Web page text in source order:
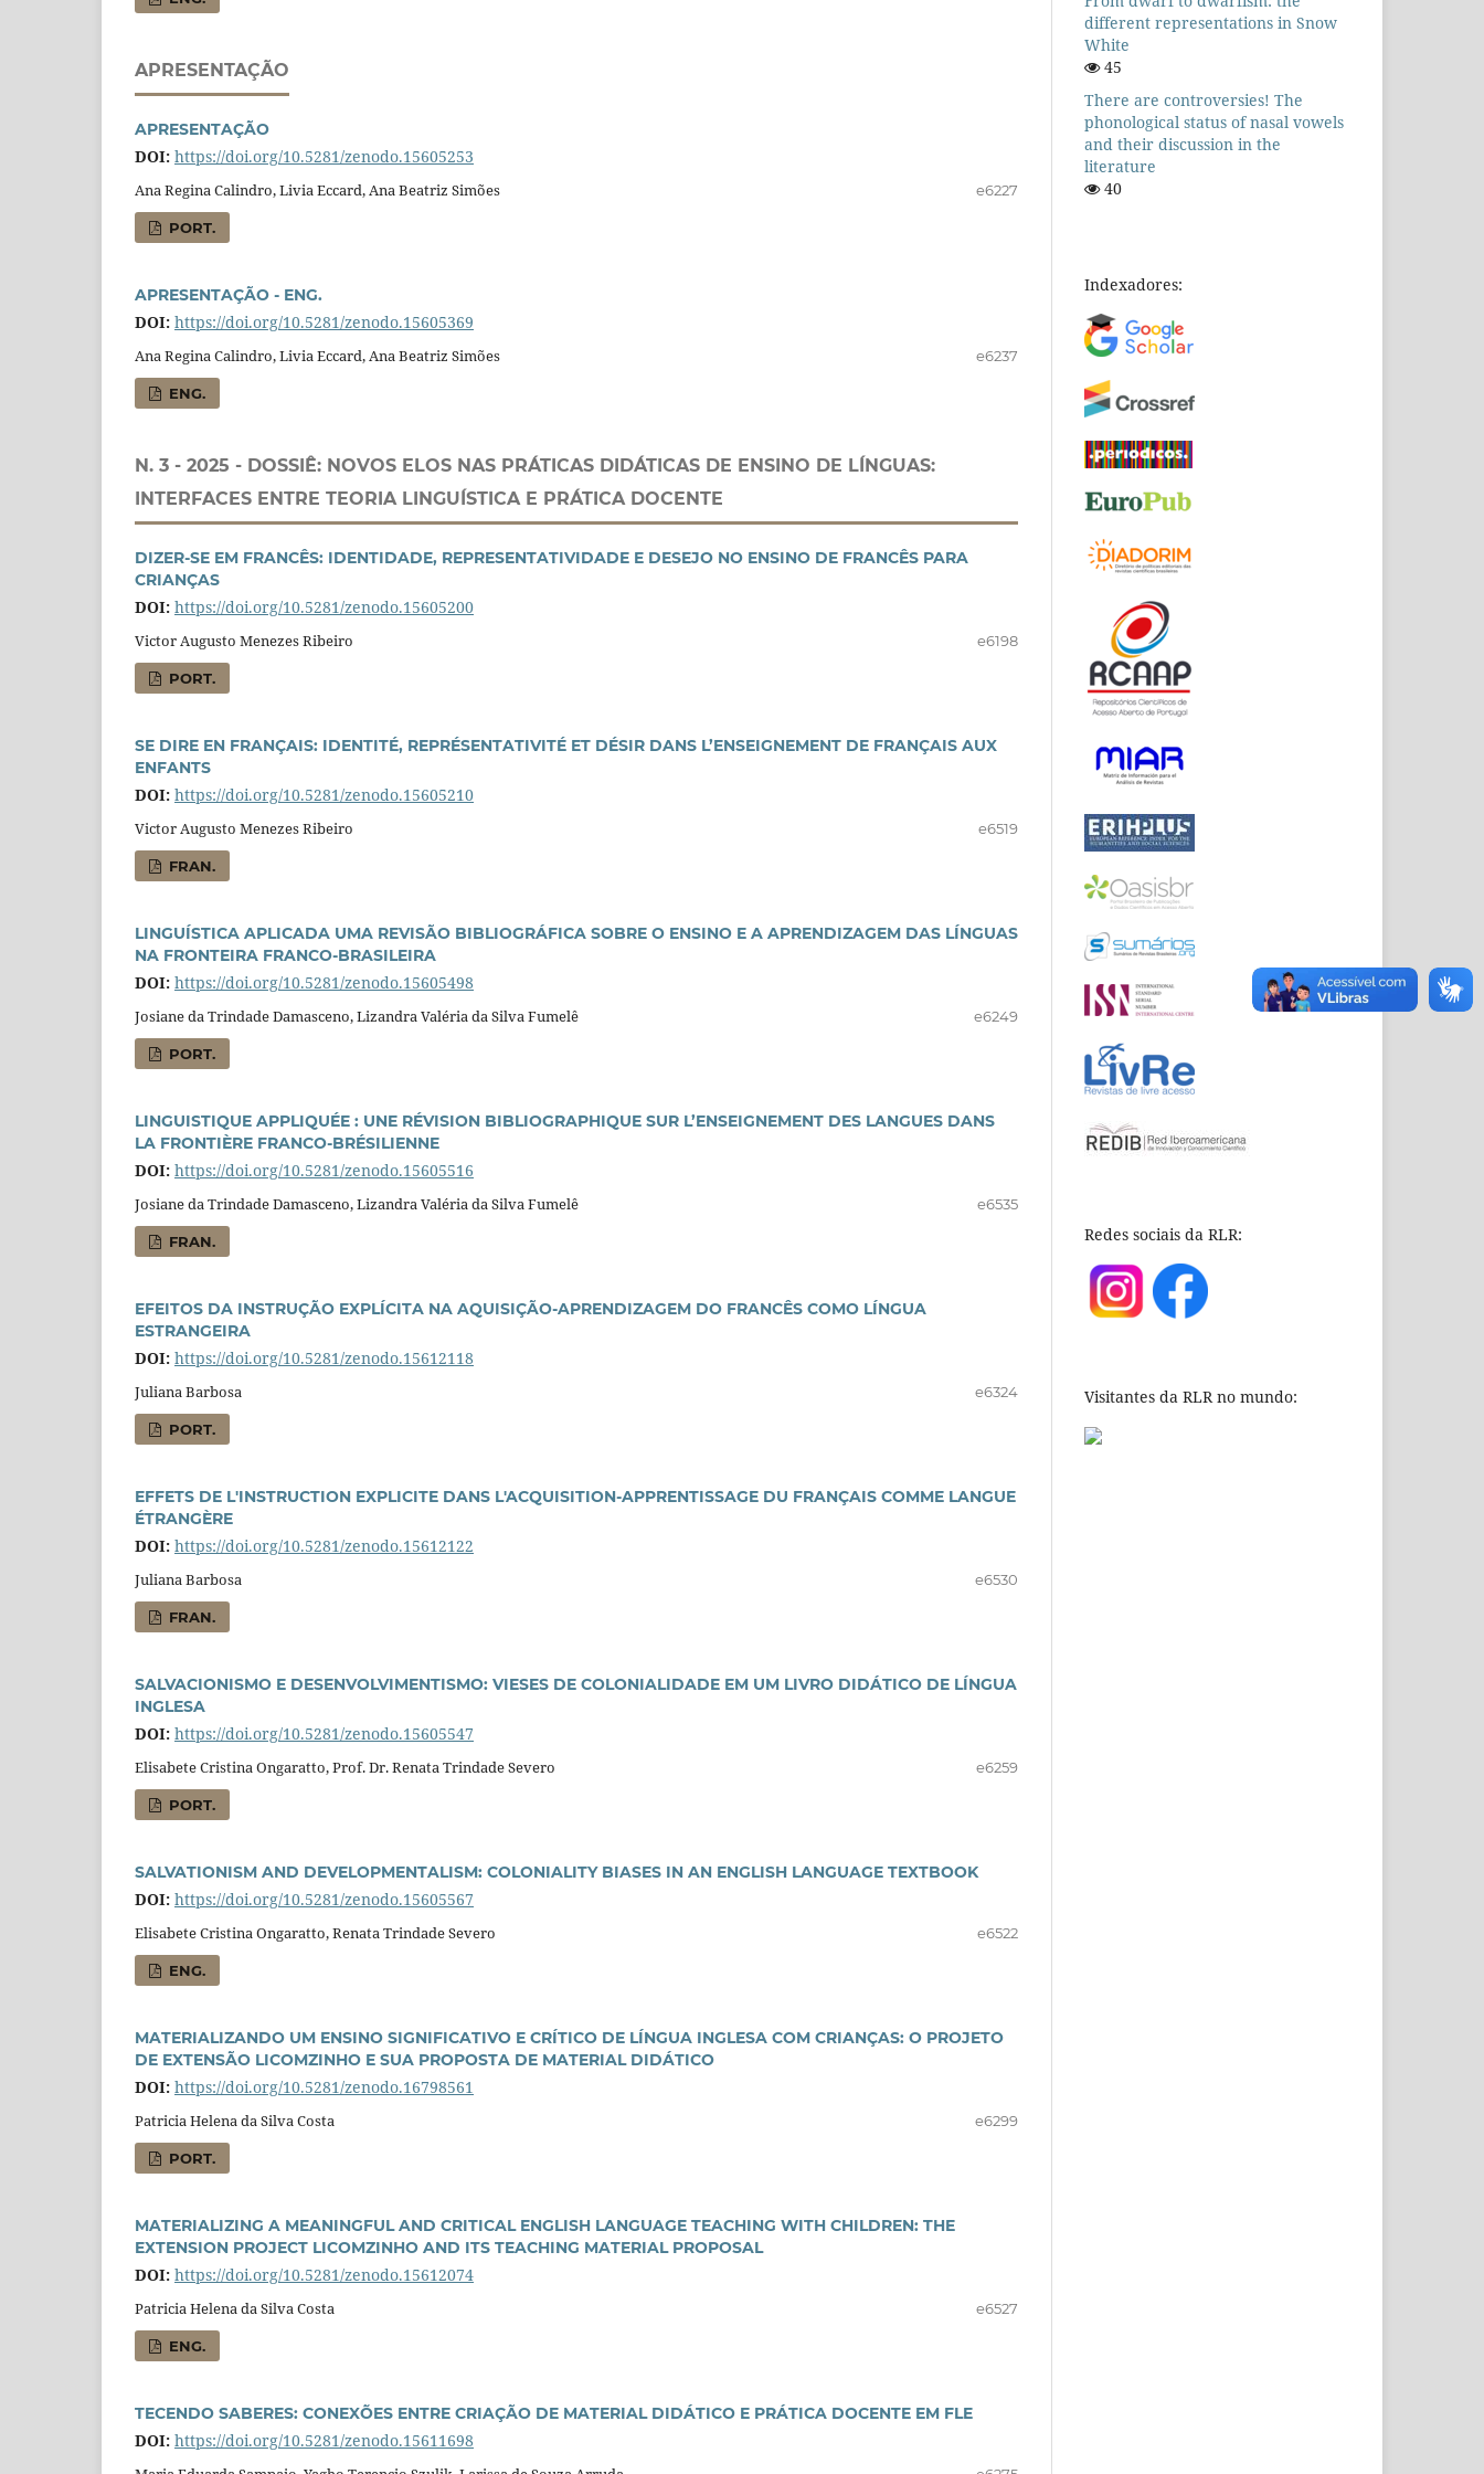
APRESENTAÇÃO
APRESENTAÇÃO
DOI: https://doi.org/10.5281/zenodo.15605253
Ana Regina Calindro, Livia Eccard, Ana Beatriz Simões e6227
PORT.
APRESENTAÇÃO - ENG.
DOI: https://doi.org/10.5281/zenodo.15605369
Ana Regina Calindro, Livia Eccard, Ana Beatriz Simões e6237
ENG.
N. 3 - 2025 - DOSSIÊ: NOVOS ELOS NAS PRÁTICAS DIDÁTICAS DE ENSINO DE LÍNGUAS:
INTERFACES ENTRE TEORIA LINGUÍSTICA E PRÁTICA DOCENTE
DIZER-SE EM FRANCÊS: IDENTIDADE, REPRESENTATIVIDADE E DESEJO NO ENSINO DE FRANCÊS PARA
CRIANÇAS
DOI: https://doi.org/10.5281/zenodo.15605200
Victor Augusto Menezes Ribeiro e6198
PORT.
SE DIRE EN FRANÇAIS: IDENTITÉ, REPRÉSENTATIVITÉ ET DÉSIR DANS L’ENSEIGNEMENT DE FRANÇAIS AUX
ENFANTS
DOI: https://doi.org/10.5281/zenodo.15605210
Victor Augusto Menezes Ribeiro e6519
FRAN.
LINGUÍSTICA APLICADA UMA REVISÃO BIBLIOGRÁFICA SOBRE O ENSINO E A APRENDIZAGEM DAS LÍNGUAS
NA FRONTEIRA FRANCO-BRASILEIRA
DOI: https://doi.org/10.5281/zenodo.15605498
Josiane da Trindade Damasceno, Lizandra Valéria da Silva Fumelê e6249
PORT.
LINGUISTIQUE APPLIQUÉE : UNE RÉVISION BIBLIOGRAPHIQUE SUR L’ENSEIGNEMENT DES LANGUES DANS
LA FRONTIÈRE FRANCO-BRÉSILIENNE
DOI: https://doi.org/10.5281/zenodo.15605516
Josiane da Trindade Damasceno, Lizandra Valéria da Silva Fumelê e6535
FRAN.
EFEITOS DA INSTRUÇÃO EXPLÍCITA NA AQUISIÇÃO-APRENDIZAGEM DO FRANCÊS COMO LÍNGUA
ESTRANGEIRA
DOI: https://doi.org/10.5281/zenodo.15612118
Juliana Barbosa e6324
PORT.
EFFETS DE L'INSTRUCTION EXPLICITE DANS L'ACQUISITION-APPRENTISSAGE DU FRANÇAIS COMME LANGUE
ÉTRANGÈRE
DOI: https://doi.org/10.5281/zenodo.15612122
Juliana Barbosa e6530
FRAN.
SALVACIONISMO E DESENVOLVIMENTISMO: VIESES DE COLONIALIDADE EM UM LIVRO DIDÁTICO DE LÍNGUA
INGLESA
DOI: https://doi.org/10.5281/zenodo.15605547
Elisabete Cristina Ongaratto, Prof. Dr. Renata Trindade Severo e6259
PORT.
SALVATIONISM AND DEVELOPMENTALISM: COLONIALITY BIASES IN AN ENGLISH LANGUAGE TEXTBOOK
DOI: https://doi.org/10.5281/zenodo.15605567
Elisabete Cristina Ongaratto, Renata Trindade Severo e6522
ENG.
MATERIALIZANDO UM ENSINO SIGNIFICATIVO E CRÍTICO DE LÍNGUA INGLESA COM CRIANÇAS: O PROJETO
DE EXTENSÃO LICOMZINHO E SUA PROPOSTA DE MATERIAL DIDÁTICO
DOI: https://doi.org/10.5281/zenodo.16798561
Patricia Helena da Silva Costa e6299
PORT.
MATERIALIZING A MEANINGFUL AND CRITICAL ENGLISH LANGUAGE TEACHING WITH CHILDREN: THE
EXTENSION PROJECT LICOMZINHO AND ITS TEACHING MATERIAL PROPOSAL
DOI: https://doi.org/10.5281/zenodo.15612074
Patricia Helena da Silva Costa e6527
ENG.
TECENDO SABERES: CONEXÕES ENTRE CRIAÇÃO DE MATERIAL DIDÁTICO E PRÁTICA DOCENTE EM FLE
DOI: https://doi.org/10.5281/zenodo.15611698
different representations in Snow
White
45
There are controversies! The
phonological status of nasal vowels
and their discussion in the
literature
40
Indexadores:
Redes sociais da RLR:
Visitantes da RLR no mundo: